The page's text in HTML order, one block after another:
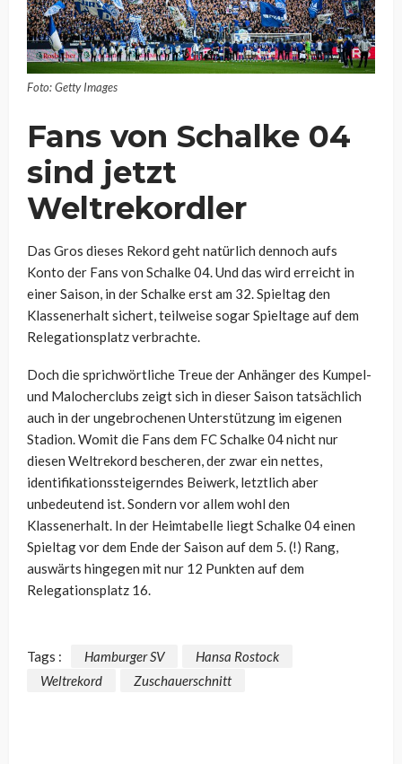
Foto: Getty Images
Fans von Schalke 04
sind jetzt
Weltrekordler
Das Gros dieses Rekord geht natürlich dennoch aufs
Konto der Fans von Schalke 04. Und das wird erreicht in
einer Saison, in der Schalke erst am 32. Spieltag den
Klassenerhalt sichert, teilweise sogar Spieltage auf dem
Relegationsplatz verbrachte.
Doch die sprichwörtliche Treue der Anhänger des Kumpel-
und Malocherclubs zeigt sich in dieser Saison tatsächlich
auch in der ungebrochenen Unterstützung im eigenen
Stadion. Womit die Fans dem FC Schalke 04 nicht nur
diesen Weltrekord bescheren, der zwar ein nettes,
identifikationssteigerndes Beiwerk, letztlich aber
unbedeutend ist. Sondern vor allem wohl den
Klassenerhalt. In der Heimtabelle liegt Schalke 04 einen
Spieltag vor dem Ende der Saison auf dem 5. (!) Rang,
auswärts hingegen mit nur 12 Punkten auf dem
Relegationsplatz 16.
Tags : Hamburger SV
Hansa Rostock
Weltrekord
Zuschauerschnitt